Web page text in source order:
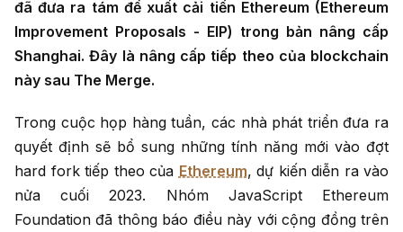
đã đưa ra tám đề xuất cải tiến Ethereum (Ethereum
Improvement Proposals - EIP) trong bản nâng cấp
Shanghai. Đây là nâng cấp tiếp theo của blockchain
này sau The Merge.
Trong cuộc họp hàng tuần, các nhà phát triển đưa ra
quyết định sẽ bổ sung những tính năng mới vào đợt
hard fork tiếp theo của Ethereum, dự kiến diễn ra vào
nửa cuối 2023. Nhóm JavaScript Ethereum
Foundation đã thông báo điều này với cộng đồng trên